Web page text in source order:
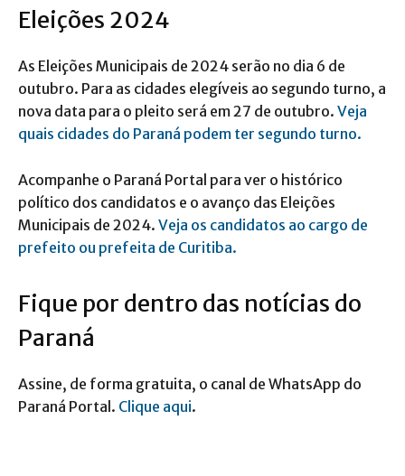
Eleições 2024
As Eleições Municipais de 2024 serão no dia 6 de
outubro. Para as cidades elegíveis ao segundo turno, a
nova data para o pleito será em 27 de outubro. Veja
quais cidades do Paraná podem ter segundo turno.
Acompanhe o Paraná Portal para ver o histórico
político dos candidatos e o avanço das Eleições
Municipais de 2024. Veja os candidatos ao cargo de
prefeito ou prefeita de Curitiba.
Fique por dentro das notícias do
Paraná
Assine, de forma gratuita, o canal de WhatsApp do
Paraná Portal. Clique aqui.